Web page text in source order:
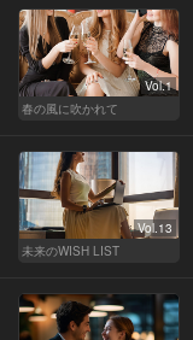
Vol.1
春の風に吹かれて
Vol.13
未来のWISH LIST